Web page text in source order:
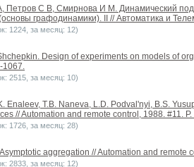
Петров С В, Смирнова И М. Динамический
графодинамики). II // Автоматика и
1224, за месяц: 12)
Design of experiments on models of
1067.
2515, за месяц: 10)
Enaleev, T.B. Naneva, L.D. Podval'nyi, B.S.
// Automation and remote control, 1988. #11.
1726, за месяц: 28)
aggregation // Automation and remote
2833, за месяц: 12)